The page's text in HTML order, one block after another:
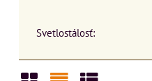
Svetlostálosť: